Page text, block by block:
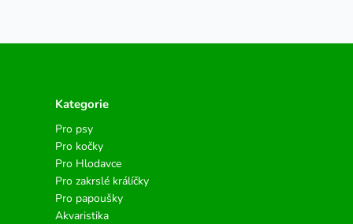
Kategorie
Pro psy
Pro kočky
Pro Hlodavce
Pro zakrslé králíčky
Pro papoušky
Akvaristika